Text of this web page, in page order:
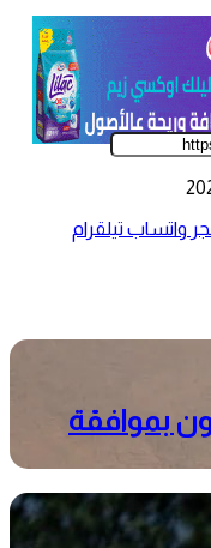
واتساب تيلقرام
بموافقة